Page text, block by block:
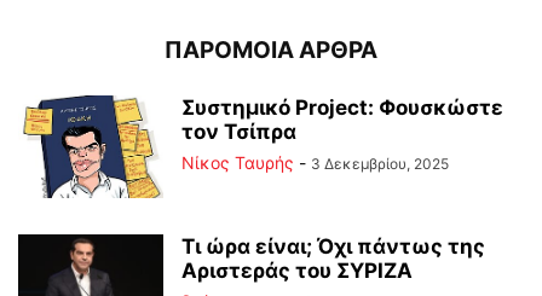
ΠΑΡΟΜΟΙΑ ΑΡΘΡΑ
Συστημικό Project: Φουσκώστε
τον Τσίπρα
Νίκος Ταυρής - 3 Δεκεμβρίου, 2025
Τι ώρα είναι; Όχι πάντως της
Αριστεράς του ΣΥΡΙΖΑ